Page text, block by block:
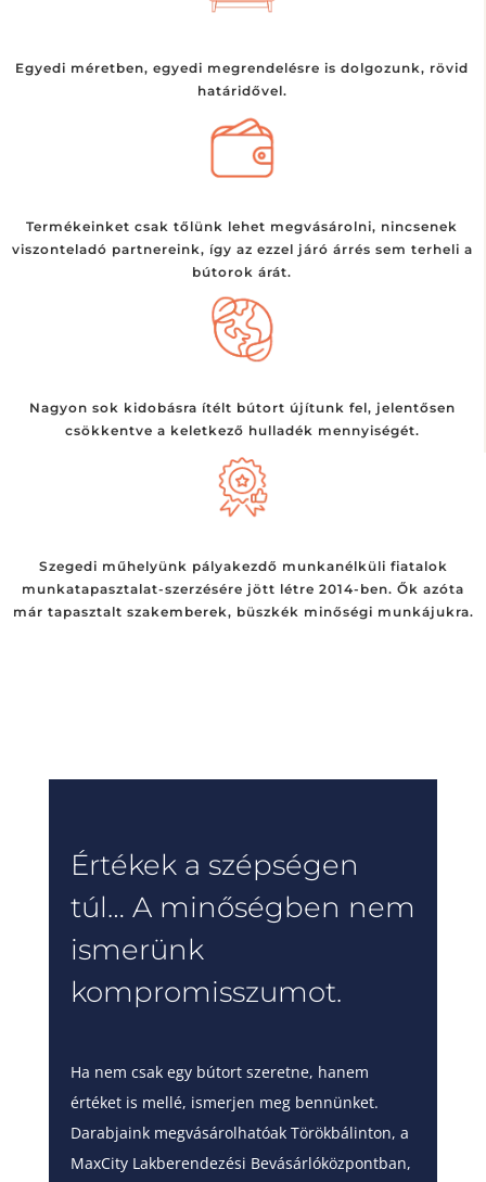
Egyedi méretben, egyedi megrendelésre is dolgozunk, rövid
határidővel.
Termékeinket csak tőlünk lehet megvásárolni, nincsenek
viszonteladó partnereink, így az ezzel járó árrés sem terheli a
bútorok árát.
Nagyon sok kidobásra ítélt bútort újítunk fel, jelentősen
csökkentve a keletkező hulladék mennyiségét.
Szegedi műhelyünk pályakezdő munkanélküli fiatalok
munkatapasztalat-szerzésére jött létre 2014-ben. Ők azóta
már tapasztalt szakemberek, büszkék minőségi munkájukra.
Értékek a szépségen
túl… A minőségben nem
ismerünk
kompromisszumot.
Ha nem csak egy bútort szeretne, hanem
értéket is mellé, ismerjen meg bennünket.
Darabjaink megvásárolhatóak Törökbálinton, a
MaxCity Lakberendezési Bevásárlóközpontban,